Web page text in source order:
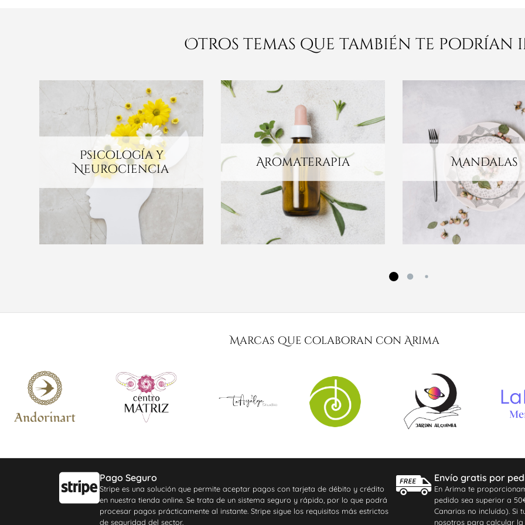
Otros temas que también te podrían
Psicología y
Neurociencia
Aromaterapia Mandalas
Marcas que colaboran con Arima
Pago Seguro
Stripe es una solución que permite aceptar pagos con tarjeta de débito y crédito
en nuestra tienda online. Se trata de un sistema seguro y rápido, por lo que podrá
procesar pagos prácticamente al instante. Stripe sigue los requisitos más estrictos
de seguridad del sector.
Envío gratis por
En Arima te
pedido sea superior a
Canarias no incluído). Si
nosotros para calcular